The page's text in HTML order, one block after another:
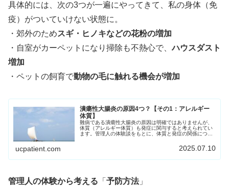
具体的には、次の3つが一遍にやってきて、私の身体（免
疫）がついていけない状態に。
・郊外のためスギ・ヒノキなどの花粉の増加
・自室がカーペットになり掃除も不熱心で、ハウスダスト
増加
・ペットの飼育で動物の毛に触れる機会が増加
潰瘍性大腸炎の原因4つ？【その1：アレルギー
体質】
難病である潰瘍性大腸炎の原因は明確ではありませんが、
体質（アレルギー体質）も発症に関与すると考えられてい
ます。管理人の体験談をもとに、体質と発症の関係につい
ucpatient.com 2025.07.10
管理人の体験から考える 「 予防方法」